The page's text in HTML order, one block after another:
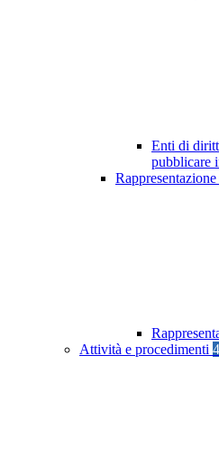
Enti di
pubblicare
Attività e procedimenti 4